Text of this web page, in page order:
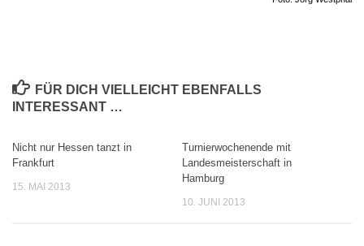
FÜR DICH VIELLEICHT EBENFALLS
INTERESSANT …
Nicht nur Hessen tanzt in
Frankfurt
15. MAI 2013
Turnierwochenende mit
Landesmeisterschaft in
Hamburg
10. JUNI 2013